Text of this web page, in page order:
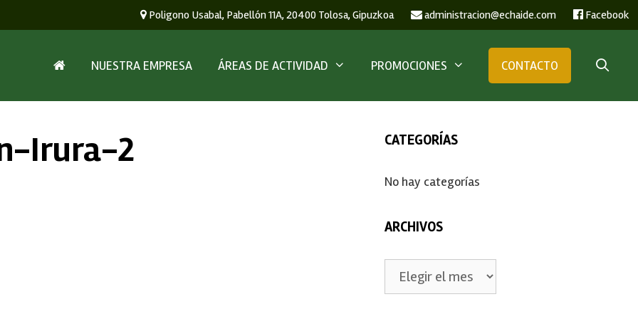
Poligono Usabal, Pabellón 11A, 20400 Tolosa, Gipuzkoa administracion@echaide.com Facebook
NUESTRA EMPRESA ÁREAS DE ACTIVIDAD PROMOCIONES CONTACTO
Irura-2 CATEGORÍAS
No hay categorías
ARCHIVOS
Archivos